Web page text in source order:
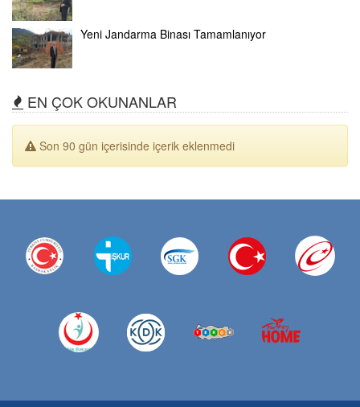
Yeni Jandarma Binası Tamamlanıyor
EN ÇOK OKUNANLAR
Son 90 gün içerisinde içerik eklenmedi